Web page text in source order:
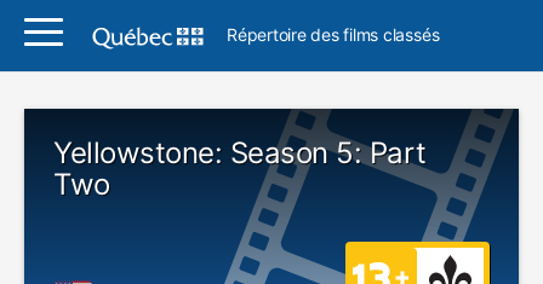
Répertoire des films classés
Yellowstone: Season 5: Part
Two